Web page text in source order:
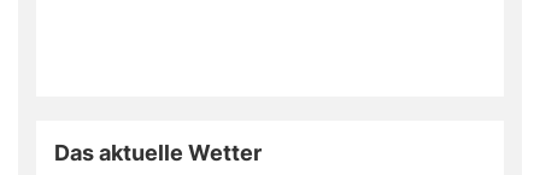
Das aktuelle Wetter